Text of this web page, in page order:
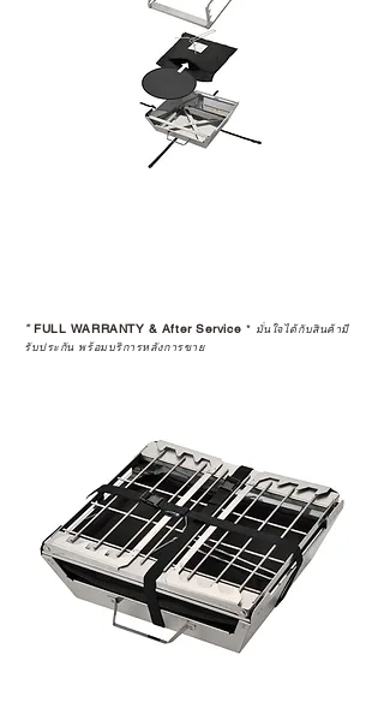
*FULL WARRANTY & After Service * มั่นใจได้กับสินค้ามี
รับประกัน พร้อมบริการหลังการขาย